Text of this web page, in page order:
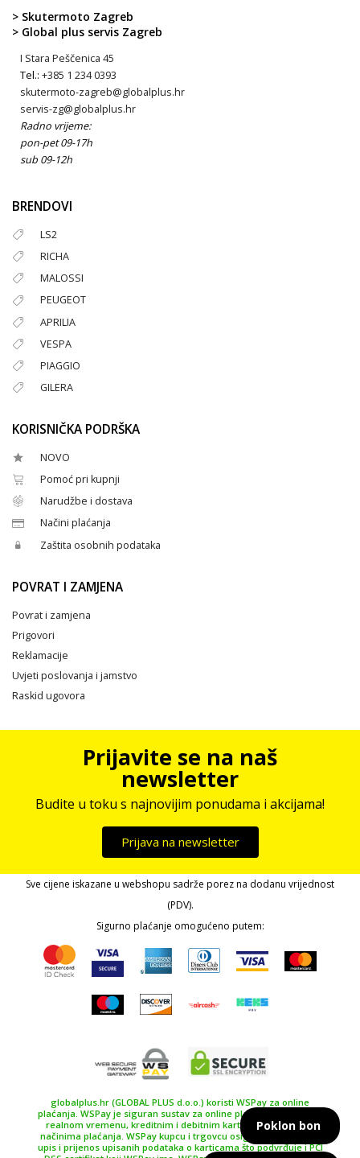
> Skutermoto Zagreb
> Global plus servis Zagreb
I Stara Peščenica 45
Tel.: +385 1 234 0393
skutermoto-zagreb@globalplus.hr
servis-zg@globalplus.hr
Radno vrijeme:
pon-pet 09-17h
sub 09-12h
BRENDOVI
LS2
RICHA
MALOSSI
PEUGEOT
APRILIA
VESPA
PIAGGIO
GILERA
KORISNIČKA PODRŠKA
NOVO
Pomoć pri kupnji
Narudžbe i dostava
Načini plaćanja
Zaštita osobnih podataka
POVRAT I ZAMJENA
Povrat i zamjena
Prigovori
Reklamacije
Uvjeti poslovanja i jamstvo
Raskid ugovora
Prijavite se na naš
newsletter
Budite u toku s najnovijim ponudama i akcijama!
Prijava na newsletter
Sve cijene iskazane u webshopu sadrže porez na dodanu vrijednost
(PDV).
Sigurno plaćanje omogućeno putem:
globalplus.hr (GLOBAL PLUS d.o.o.) koristi WSPay za online
plaćanja. WSPay je siguran sustav za online plaćanje, plaćanje u
realnom vremenu, kreditnim i debitnim karticama te drugim
načinima plaćanja. WSPay kupcu i trgovcu osiguravaju siguran
upis i prijenos upisanih podataka o karticama što podvrđuje i PCI
Poklon bon